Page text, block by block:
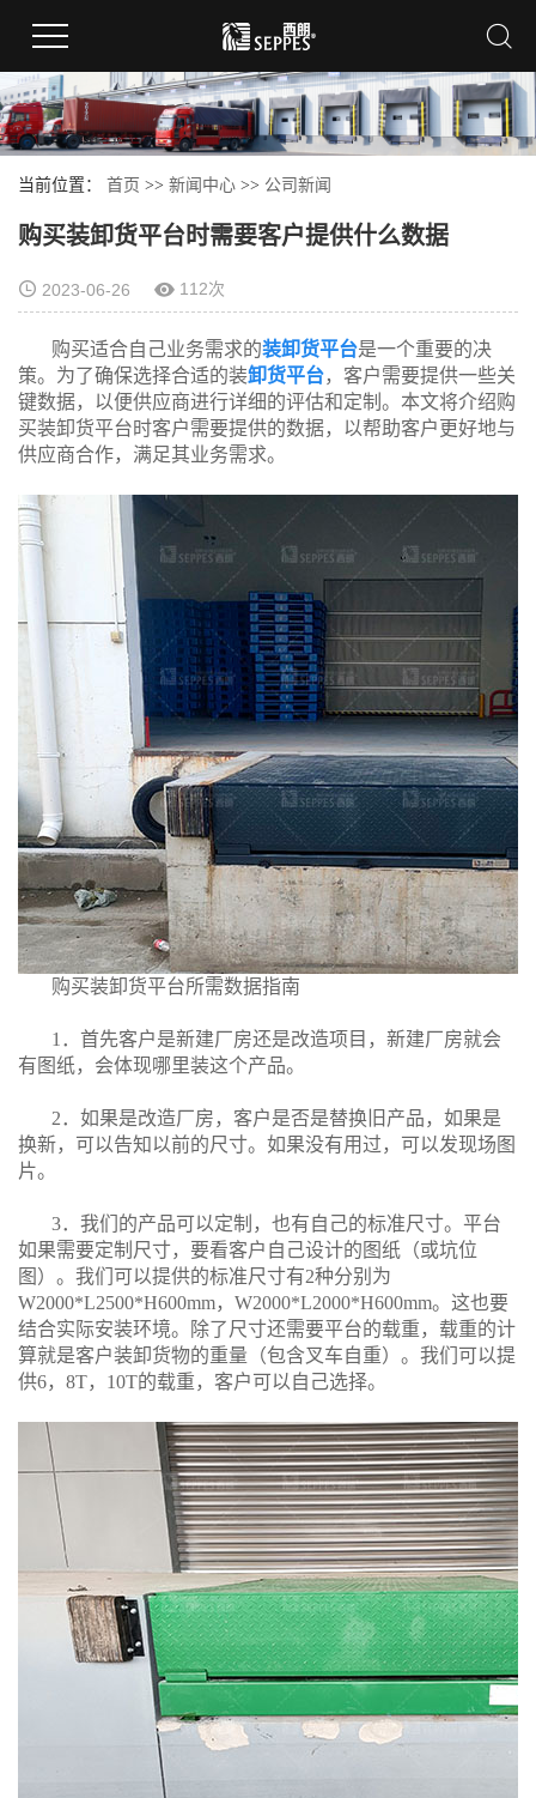
当前位置： 首页 >> 新闻中心 >> 公司新闻
购买装卸货平台时需要客户提供什么数据
2023-06-26 112次
购买适合自己业务需求的装卸货平台是一个重要的决
策。为了确保选择合适的装卸货平台，客户需要提供一些关
键数据，以便供应商进行详细的评估和定制。本文将介绍购
买装卸货平台时客户需要提供的数据，以帮助客户更好地与
供应商合作，满足其业务需求。
购买装卸货平台所需数据指南
1．首先客户是新建厂房还是改造项目，新建厂房就会
有图纸，会体现哪里装这个产品。
2．如果是改造厂房，客户是否是替换旧产品，如果是
换新，可以告知以前的尺寸。如果没有用过，可以发现场图
片。
3．我们的产品可以定制，也有自己的标准尺寸。平台
如果需要定制尺寸，要看客户自己设计的图纸（或坑位
图）。我们可以提供的标准尺寸有2种分别为
W2000*L2500*H600mm，W2000*L2000*H600mm。这也要
结合实际安装环境。除了尺寸还需要平台的载重，载重的计
算就是客户装卸货物的重量（包含叉车自重）。我们可以提
供6，8T，10T的载重，客户可以自己选择。